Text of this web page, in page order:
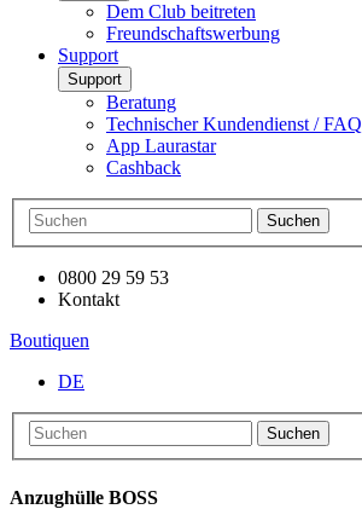
Dem Club beitreten
Freundschaftswerbung
Support
Support
Beratung
Technischer Kundendienst / FAQ
App Laurastar
Cashback
Suchen
0800 29 59 53
Kontakt
Boutiquen
DE
Suchen
Anzughülle BOSS